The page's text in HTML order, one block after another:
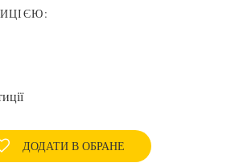
ДОДАТИ В ОБРАНЕ